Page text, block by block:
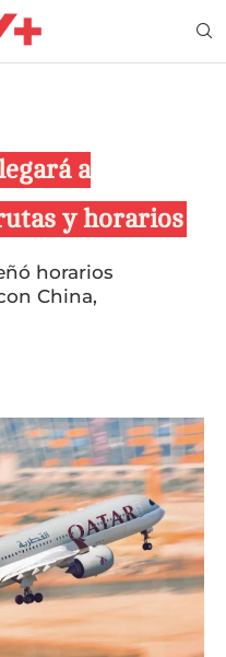
a
y horarios
horarios
China,